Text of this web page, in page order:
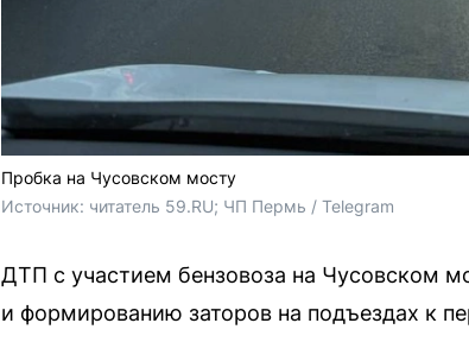
Пробка на Чусовском мосту
Источник: читатель 59.RU; ЧП Пермь / Telegram
ДТП с участием бензовоза на Чусовском
и формированию заторов на подъездах к